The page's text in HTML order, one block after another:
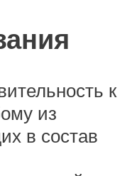
к
из
в состав